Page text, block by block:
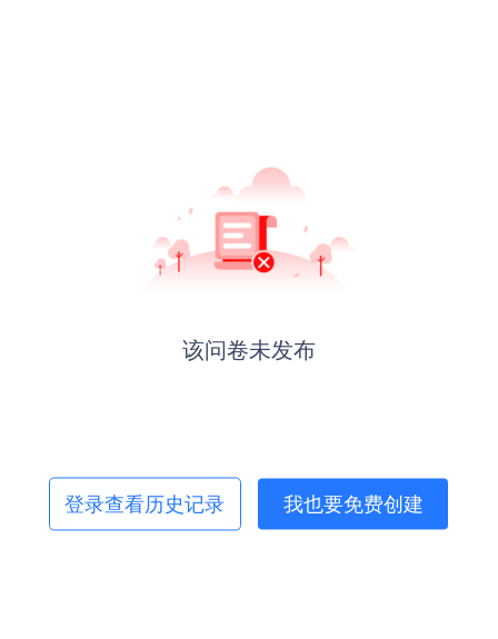
该问卷未发布
登录查看历史记录 我也要免费创建